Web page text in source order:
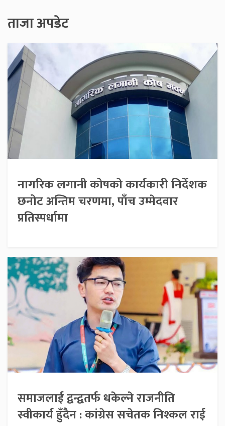
ताजा अपडेट
नागरिक लगानी कोषको कार्यकारी निर्देशक
छनोट अन्तिम चरणमा, पाँच उम्मेदवार
प्रतिस्पर्धामा
समाजलाई द्वन्द्वतर्फ धकेल्ने राजनीति
स्वीकार्य हुँदैन : कांग्रेस सचेतक निश्कल राई